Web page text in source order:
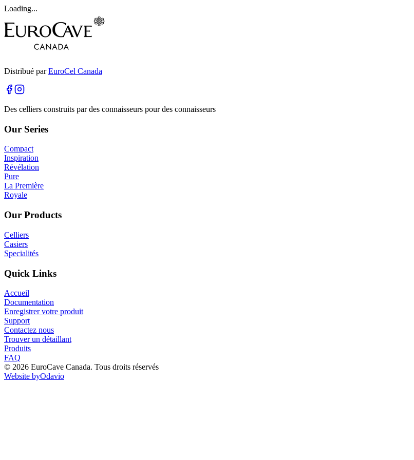
Loading...
Distribué parEuroCel Canada
Des celliers construits par des connaisseurs pour des connaisseurs
Our Series
Compact
Inspiration
Révélation
Pure
La Première
Royale
Our Products
Celliers
Casiers
Specialités
Quick Links
Accueil
Documentation
Enregistrer votre produit
Support
Contactez nous
Trouver un détaillant
Produits
FAQ
© 2026 EuroCave Canada. Tous droits réservés
Website byOdavio